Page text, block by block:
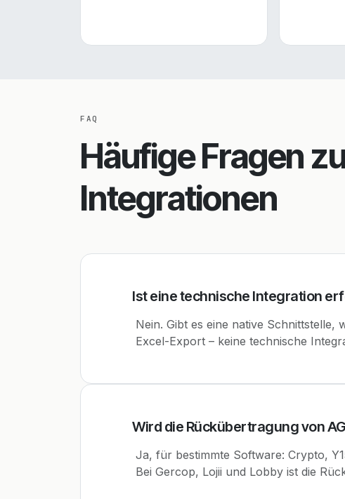
FAQ
Häufige Fragen
Integrationen
Ist eine technische Integration
Nein. Gibt es eine native
Excel-Export – keine technische
Wird die Rückübertragung von
Ja, für bestimmte Software: Crypto,
Bei Gercop, Lojii und Lobby ist die